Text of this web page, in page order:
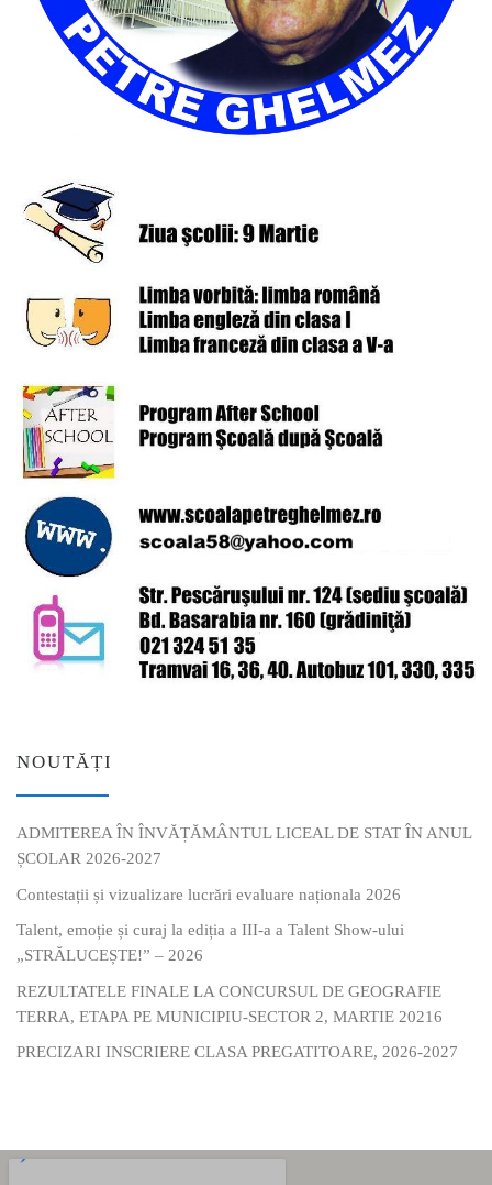
NOUTĂȚI
ADMITEREA ÎN ÎNVĂȚĂMÂNTUL LICEAL DE STAT ÎN ANUL
ȘCOLAR 2026-2027
Contestații și vizualizare lucrări evaluare naționala 2026
Talent, emoție și curaj la ediția a III-a a Talent Show-ului
„STRĂLUCEȘTE!” – 2026
REZULTATELE FINALE LA CONCURSUL DE GEOGRAFIE
TERRA, ETAPA PE MUNICIPIU-SECTOR 2, MARTIE 20216
PRECIZARI INSCRIERE CLASA PREGATITOARE, 2026-2027